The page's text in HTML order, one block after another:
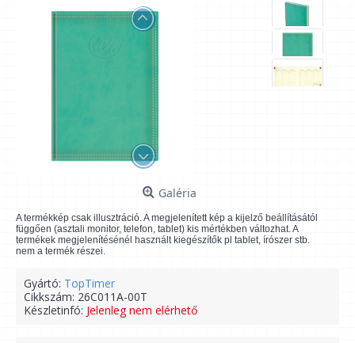
Galéria
A termékkép csak illusztráció. A megjelenített kép a kijelző beállításától
függően (asztali monitor, telefon, tablet) kis mértékben változhat. A
termékek megjelenítésénél használt kiegészítők pl tablet, írószer stb.
nem a termék részei.
Gyártó: TopTimer
Cikkszám: 26C011A-00T
Készletinfó: Jelenleg nem elérhető